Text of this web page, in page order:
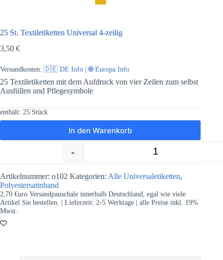
25 St. Textiletiketten Universal 4-zeilig
3,50 €
Versandkosten: 🇩🇪 DE Info | 🌐 Europa Info
25 Textiletiketten mit dem Aufdruck von vier Zeilen zum selbst
Ausfüllen und Pflegesymbole
enthält: 25 Stück
25 St. Textiletiketten Universal 4-zeilig
-
In den Warenkorb
Artikelnummer: o102 Kategorien: Alle Universaletiketten,
Polyestersatinband
2,70 €uro Versandpauschale innerhalb Deutschland, egal wie viele
Artikel Sie bestellen. | Lieferzeit: 2-5 Werktage | alle Preise inkl. 19%
Mwst.